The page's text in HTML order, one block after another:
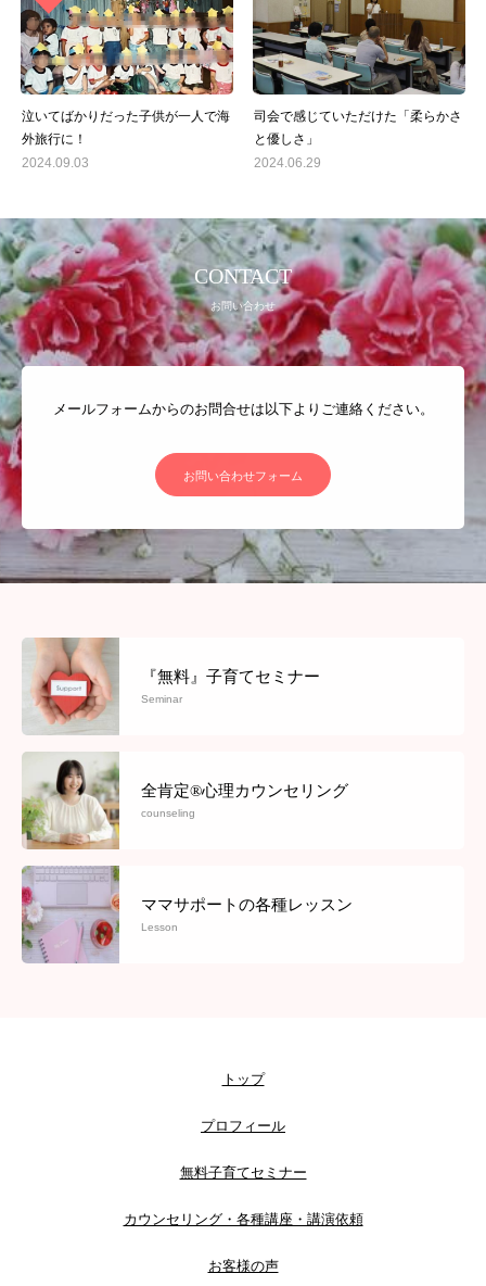
泣いてばかりだった子供が一人で海
外旅行に！
2024.09.03
司会で感じていただけた「柔らかさ
と優しさ」
2024.06.29
CONTACT
お問い合わせ
メールフォームからのお問合せは以下よりご連絡ください。
お問い合わせフォーム
『無料』子育てセミナー
Seminar
全肯定®心理カウンセリング
counseling
ママサポートの各種レッスン
Lesson
トップ
プロフィール
無料子育てセミナー
カウンセリング・各種講座・講演依頼
お客様の声